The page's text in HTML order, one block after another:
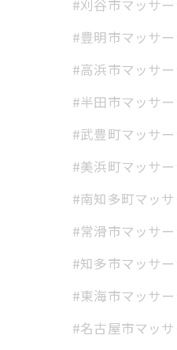
#刈谷市マッサ
#豊明市マッサ
#高浜市マッサ
#半田市マッサ
#武豊町マッサ
#美浜町マッサ
#南知多町マッ
#常滑市マッサ
#知多市マッサ
#東海市マッサ
#名古屋市マッ